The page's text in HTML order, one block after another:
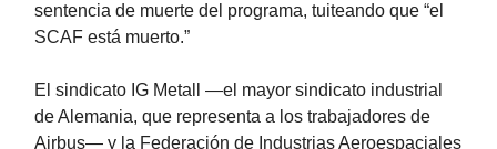
sentencia de muerte del programa, tuiteando que “el
SCAF está muerto.”
El sindicato IG Metall —el mayor sindicato industrial
de Alemania, que representa a los trabajadores de
Airbus— y la Federación de Industrias Aeroespaciales